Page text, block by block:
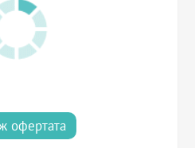
офертата